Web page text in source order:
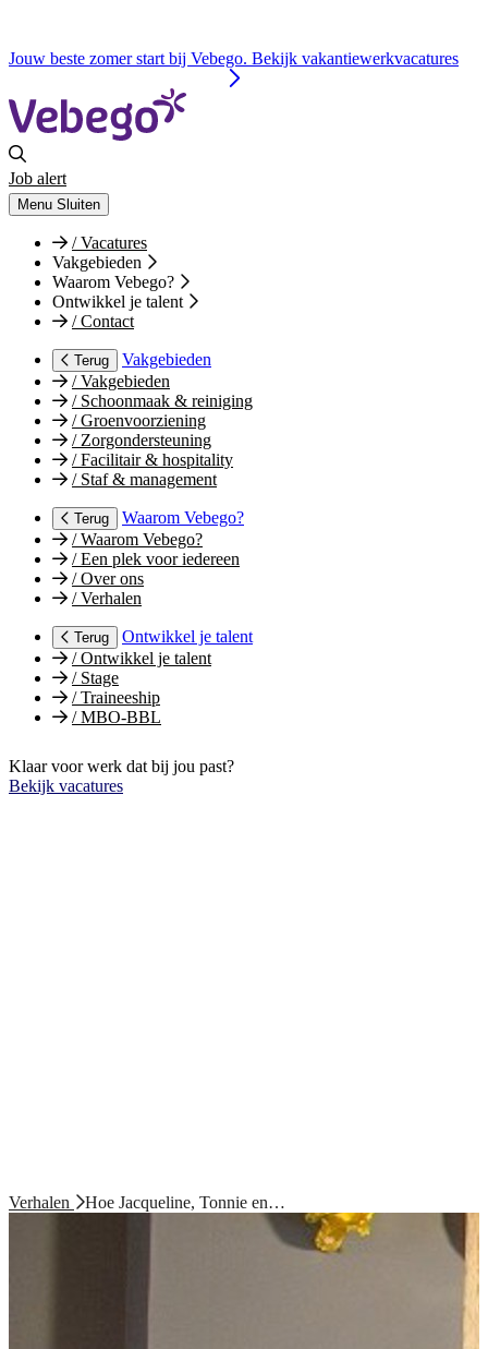
Jouw beste zomer start bij Vebego. Bekijk vakantiewerkvacatures
Job alert
Menu Sluiten
/Vacatures
Vakgebieden
Waarom Vebego?
Ontwikkel je talent
/Contact
Terug
Vakgebieden
/Vakgebieden
/Schoonmaak & reiniging
/Groenvoorziening
/Zorgondersteuning
/Facilitair & hospitality
/Staf & management
Terug
Waarom Vebego?
/Waarom Vebego?
/Een plek voor iedereen
/Over ons
/Verhalen
Terug
Ontwikkel je talent
/Ontwikkel je talent
/Stage
/Traineeship
/MBO-BBL
Klaar voor werk dat bij jou past?
Bekijk vacatures
Verhalen Hoe Jacqueline, Tonnie en…